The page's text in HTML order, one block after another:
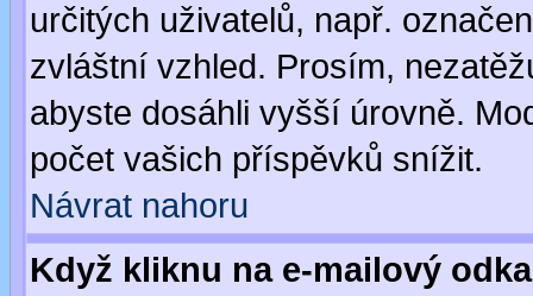
určitých uživatelů, např.
zvláštní vzhled. Prosím,
abyste dosáhli vyšší úrovně.
počet vašich příspěvků snížit.
Návrat nahoru
Když kliknu na e-mailový